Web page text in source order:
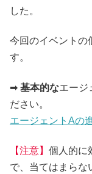
した。
今回のイベントの
す。
➡ 基本的なエージ
ださい。
エージェントAの
【注意】 個人的に
で、当てはまらな